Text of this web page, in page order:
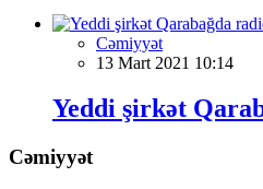
Cəmiyyət
13 Mart 2021 10:14
Yeddi şirkət
Cəmiyyət